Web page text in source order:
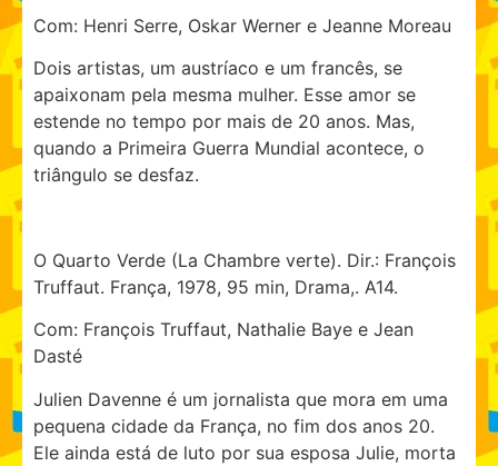
Com: Henri Serre, Oskar Werner e Jeanne Moreau
Dois artistas, um austríaco e um francês, se
apaixonam pela mesma mulher. Esse amor se
estende no tempo por mais de 20 anos. Mas,
quando a Primeira Guerra Mundial acontece, o
triângulo se desfaz.
O Quarto Verde (La Chambre verte). Dir.: François
Truffaut. França, 1978, 95 min, Drama,. A14.
Com: François Truffaut, Nathalie Baye e Jean
Dasté
Julien Davenne é um jornalista que mora em uma
pequena cidade da França, no fim dos anos 20.
Ele ainda está de luto por sua esposa Julie, morta